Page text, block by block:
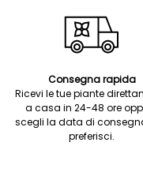
Consegna rapida
Ricevi le tue piante
a casa in 24-48 ore
scegli la data di
preferisci.